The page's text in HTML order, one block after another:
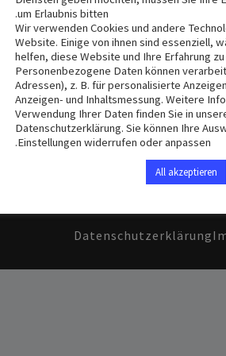
can’t find what you’re looking for.
Datenschutzerklärung
um Erlaubnis bitten.
Wir verwenden Cookies und andere
Website. Einige von ihnen sind essenziell,
helfen, diese Website und Ihre Erfahrung
Personenbezogene Daten können
Adressen), z. B. für personalisierte
Anzeigen- und Inhaltsmessung. Weitere
Verwendung Ihrer Daten finden Sie in
Datenschutzerklärung. Sie können Ihre
Einstellungen widerrufen oder anpassen.
All akzeptieren